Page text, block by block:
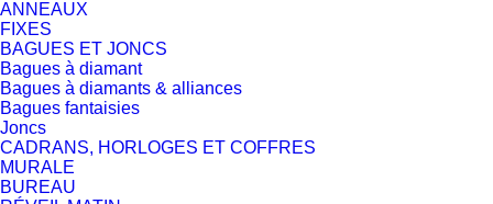
ANNEAUX
FIXES
BAGUES ET JONCS
Bagues à diamant
Bagues à diamants & alliances
Bagues fantaisies
Joncs
CADRANS, HORLOGES ET COFFRES
MURALE
BUREAU